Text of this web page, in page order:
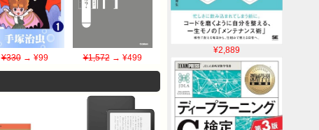
¥2,889
¥330→ ¥99 ¥1,572→ ¥499